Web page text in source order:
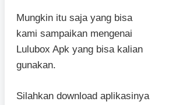
Mungkin itu saja yang bisa
kami sampaikan mengenai
Lulubox Apk yang bisa kalian
gunakan.
Silahkan download aplikasinya